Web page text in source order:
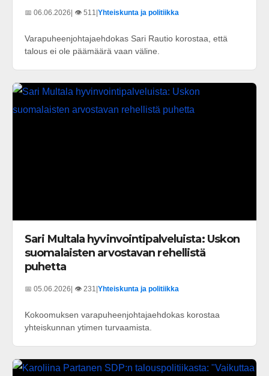
📅 06.06.2026 | 👁️ 511 Yhteiskunta ja politiikka
Varapuheenjohtajaehdokas Sari Rautio korostaa, että
talous ei ole päämäärä vaan väline.
Sari Multala hyvinvointipalveluista: Uskon
suomalaisten arvostavan rehellistä
puhetta
📅 05.06.2026| 👁️ 231|Yhteiskunta ja politiikka
Kokoomuksen varapuheenjohtajaehdokas korostaa
yhteiskunnan ytimen turvaamista.